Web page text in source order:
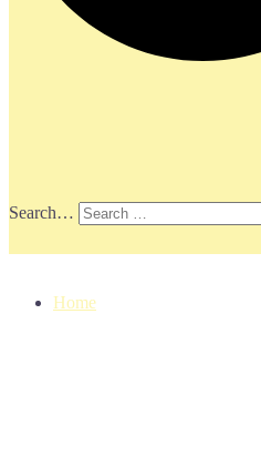
Search…
Home